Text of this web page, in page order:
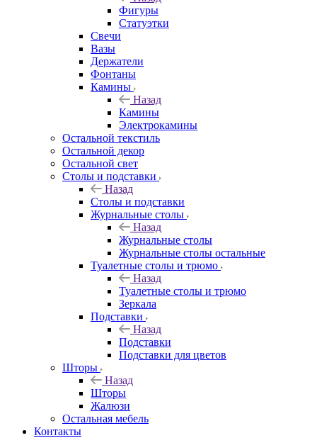
Фигуры
Статуэтки
Свечи
Вазы
Держатели
Фонтаны
Камины
Назад
Камины
Электрокамины
Остальной текстиль
Остальной декор
Остальной свет
Столы и подставки
Назад
Столы и подставки
Журнальные столы
Назад
Журнальные столы
Журнальные столы остальные
Туалетные столы и трюмо
Назад
Туалетные столы и трюмо
Зеркала
Подставки
Назад
Подставки
Подставки для цветов
Шторы
Назад
Шторы
Жалюзи
Остальная мебель
Контакты